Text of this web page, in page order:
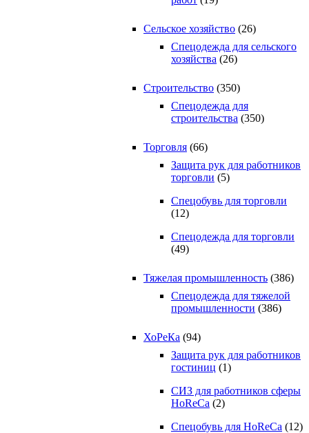
Сельское хозяйство (26)
Спецодежда для сельского
хозяйства (26)
Строительство (350)
Спецодежда для
строительства (350)
Торговля (66)
Защита рук для работников
торговли (5)
Спецобувь для торговли
(12)
Спецодежда для торговли
(49)
Тяжелая промышленность (386)
Спецодежда для тяжелой
промышленности (386)
ХоРеКа (94)
Защита рук для работников
гостиниц (1)
СИЗ для работников сферы
HoReCa (2)
Спецобувь для HoReCa (12)